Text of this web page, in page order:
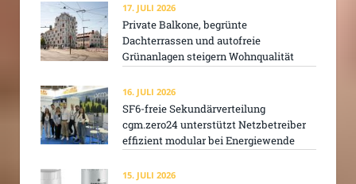
17. JULI 2026
Private Balkone, begrünte
Dachterrassen und autofreie
Grünanlagen steigern Wohnqualität
16. JULI 2026
SF6-freie Sekundärverteilung
cgm.zero24 unterstützt Netzbetreiber
effizient modular bei Energiewende
15. JULI 2026